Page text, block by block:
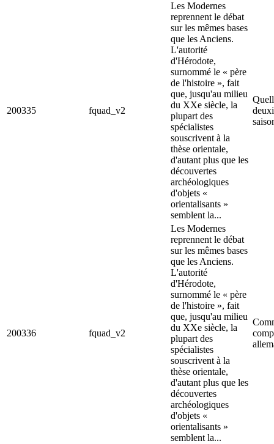
200335 fquad_v2
Les Modernes
reprennent le débat
sur les mêmes bases
que les Anciens.
L'autorité
d'Hérodote,
surnommé le « père
de l'histoire », fait
que, jusqu'au milieu
du XXe siècle, la
plupart des
spécialistes
souscrivent à la
thèse orientale,
d'autant plus que les
découvertes
archéologiques
d'objets «
orientalisants »
semblent la...
200336 fquad_v2
Les Modernes
reprennent le débat
sur les mêmes bases
que les Anciens.
L'autorité
d'Hérodote,
surnommé le « père
de l'histoire », fait
que, jusqu'au milieu
du XXe siècle, la
plupart des
spécialistes
souscrivent à la
thèse orientale,
d'autant plus que les
découvertes
archéologiques
d'objets «
orientalisants »
semblent la...